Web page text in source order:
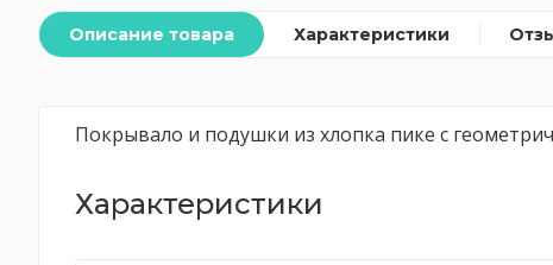
Описание товара Характеристики
Покрывало и подушки из хлопка пике с
Характеристики